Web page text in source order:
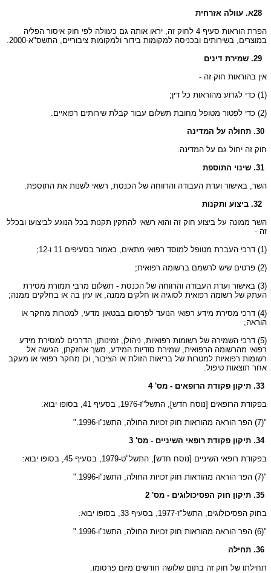
הפרת הוראות סעיף 4 לחוק זה, יראו אותה גם כעוולה לפי חוק איסור הפליה
במוצרים, בשירותים ובכניסה למקומות בידור ולמקומות ציבוריים, התשס"א-2000.
אין בהוראות חוק זה -
(1) כדי לגרוע מהוראות כל דין;
(2) כדי לפטור מטופל מחובת תשלום עבור קבלת שירותים רפואיים.
חוק זה יחול גם על המדינה.
השר, באישור ועדת העבודה והרווחה של הכנסת, רשאי לשנות את התוספת.
השר ממונה על ביצוע חוק זה והוא רשאי להתקין תקנות בכל הנוגע לביצועו ובכלל
זה -
(1) דרכי העברת מטופל למוסד רפואי מתאים, כאמור בסעיפים 11 ו-12;
(2) פרטים שיש לרשמם ברשומה רפואית;
(3) באישור ועדת העבודה והרווחה של הכנסת - תשלום מרבי תמורת מסירת
העתק של רשומה רפואית לסוגיה או חלקים ממנה, או עיון בה או בחלקים ממנה;
(4) דרכי מסירת מידע רפואי הנועד לפרסום בבטאון מדעי, למטרות מחקר או
הוראה;
(5) דרכי השמירה של רשומות רפואיות, ניהולן, זמינותן, הדרכים למסירת מידע
רפואי מהרשומה הרפואית, שמירת סודיות המידע, משך אחזקתן, הגישה אל
רשומות רפואיות למטרות של בריאות הזולת או הציבור, וכן מחקר רפואי או מעקב
אחר תוצאות טיפול.
בפקודת הרופאים [נוסח חדש], התשל"ז-1976, בסעיף 41, בסופו יבוא:
"(7) הפר הוראה מהוראות חוק זכויות החולה, התשנ"ו-1996."
34. תיקון פקודת רופאי השיניים - מס' 3
בפקודת רופאי השיניים [נוסח חדש], התשל"ט-1979, בסעיף 45, בסופו יבוא:
"(7) הפר הוראה מהוראות חוק זכויות החולה, התשנ"ו-1996."
בחוק הפסיכולוגים, התשל"ז-1977, בסעיף 33, בסופו יבוא:
"(6) הפר הוראה מהוראות חוק זכויות החולה, התשנ"ו-1996."
תחילתו של חוק זה בתום שלושה חודשים מיום פרסומו.